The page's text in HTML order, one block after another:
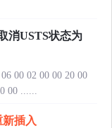
消USTS状态为
00 02 00 00 20 00
00 ......
新插入